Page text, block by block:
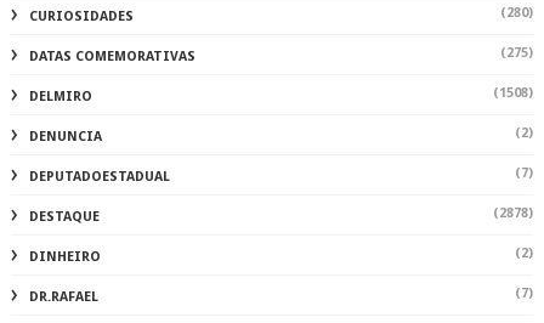
CURIOSIDADES (280)
DATAS COMEMORATIVAS (275)
DELMIRO (1508)
DENUNCIA (2)
DEPUTADOESTADUAL (7)
DESTAQUE (2878)
DINHEIRO (2)
DR.RAFAEL (7)